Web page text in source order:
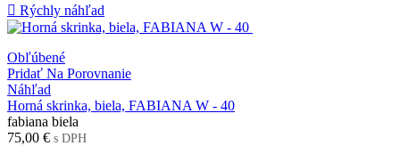
 Rýchly náhľad
Obľúbené
Pridať Na Porovnanie
Náhľad
Horná skrinka, biela, FABIANA W - 40
fabiana biela
75,00 € s DPH